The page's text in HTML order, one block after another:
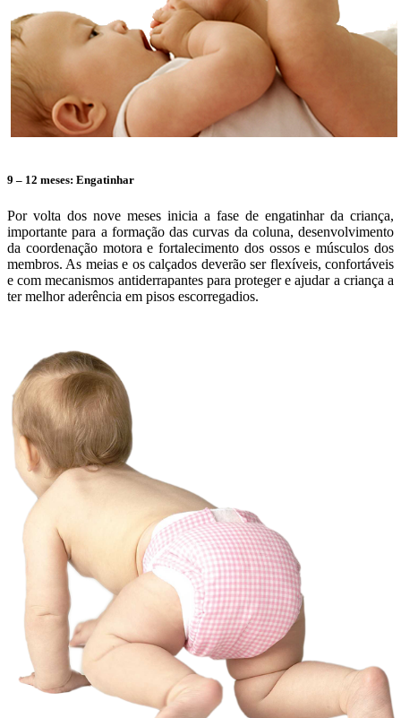
9 – 12 meses: Engatinhar
Por volta dos nove meses inicia a fase de engatinhar da criança,
importante para a formação das curvas da coluna, desenvolvimento
da coordenação motora e fortalecimento dos ossos e músculos dos
membros. As meias e os calçados deverão ser flexíveis, confortáveis
e com mecanismos antiderrapantes para proteger e ajudar a criança a
ter melhor aderência em pisos escorregadios.